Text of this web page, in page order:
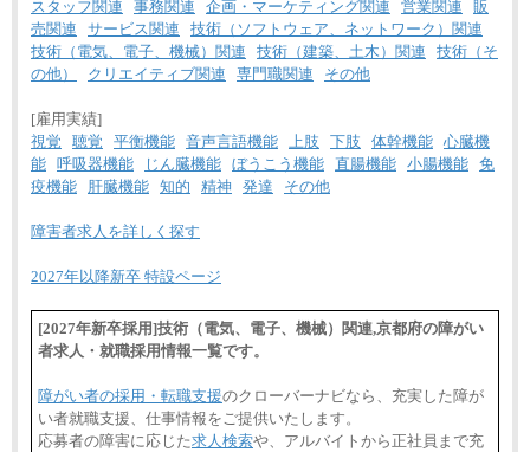
スタッフ関連 事務関連 企画・マーケティング関連 営業関連
販
売関連
サービス関連
技術（ソフトウェア、ネットワーク）関連
技術（電気、電子、機械）関連
技術（建築、土木）関連
技術（そ
の他）
クリエイティブ関連 専門職関連 その他
[雇用実績]
視覚
聴覚 平衡機能 音声言語機能 上肢 下肢 体幹機能 心臓機
能 呼吸器機能 じん臓機能 ぼうこう機能 直腸機能 小腸機能 免
疫機能
肝臓機能 知的 精神 発達 その他
障害者求人を詳しく探す
2027年以降新卒 特設ページ
[2027年新卒採用]技術（電気、電子、機械）関連,京都府の障がい
者求人・就職採用情報一覧です。
障がい者の採用・転職支援のクローバーナビなら、充実した障が
い者就職支援、仕事情報をご提供いたします。
応募者の障害に応じた求人検索や、アルバイトから正社員まで充